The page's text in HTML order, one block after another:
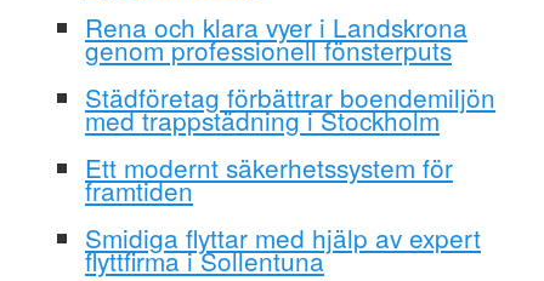
Rena och klara vyer i Landskrona
genom professionell fönsterputs
Städföretag förbättrar boendemiljön
med trappstädning i Stockholm
Ett modernt säkerhetssystem för
framtiden
Smidiga flyttar med hjälp av expert
flyttfirma i Sollentuna